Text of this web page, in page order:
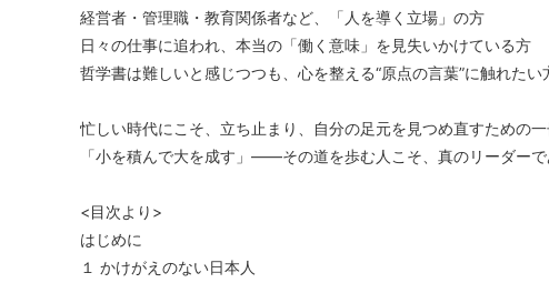
経営者・管理職・教育関係者など、「人を導く立場」の方
日々の仕事に追われ、本当の「働く意味」を見失いかけている方
哲学書は難しいと感じつつも、心を整える“原点の言葉”に触れたい
忙しい時代にこそ、立ち止まり、自分の足元を見つめ直すための一
「小を積んで大を成す」――その道を歩む人こそ、真のリーダーで
<目次より>
はじめに
１ かけがえのない日本人